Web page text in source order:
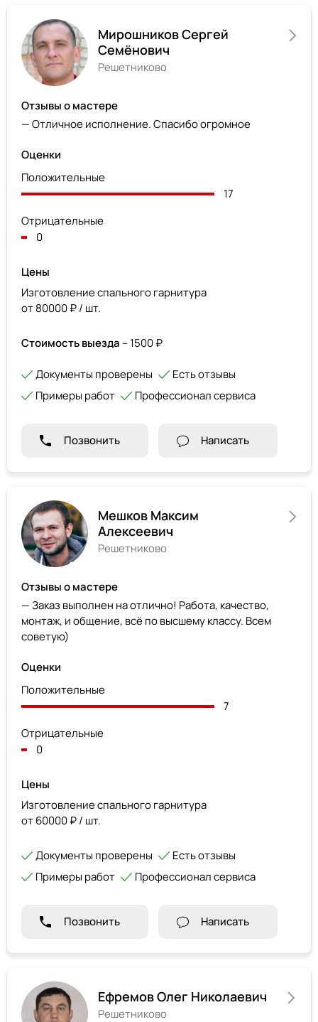
Мирошников Сергей
Семёнович
Решетниково
Отзывы о мастере
— Отличное исполнение. Спасибо огромное
Оценки
Положительные
17
Отрицательные
0
Цены
Изготовление спального гарнитура
от 80000 ₽ / шт.
Стоимость выезда – 1500 ₽
Документы проверены
Есть отзывы
Примеры работ
Профессионал сервиса
Позвонить Написать
Мешков Максим
Алексеевич
Решетниково
Отзывы о мастере
— Заказ выполнен на отлично! Работа, качество,
монтаж, и общение, всё по высшему классу. Всем
советую)
Оценки
Положительные
7
Отрицательные
0
Цены
Изготовление спального гарнитура
от 60000 ₽ / шт.
Документы проверены
Есть отзывы
Примеры работ
Профессионал сервиса
Позвонить Написать
Ефремов Олег Николаевич
Решетниково